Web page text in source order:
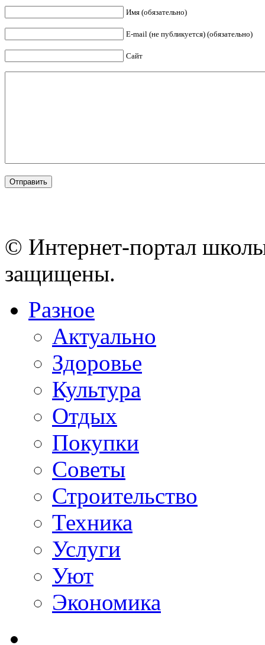
Имя (обязательно)
E-mail (не публикуется) (обязательно)
Сайт
© Интернет-портал
защищены.
Разное
Актуально
Здоровье
Культура
Отдых
Покупки
Советы
Строительство
Техника
Услуги
Уют
Экономика